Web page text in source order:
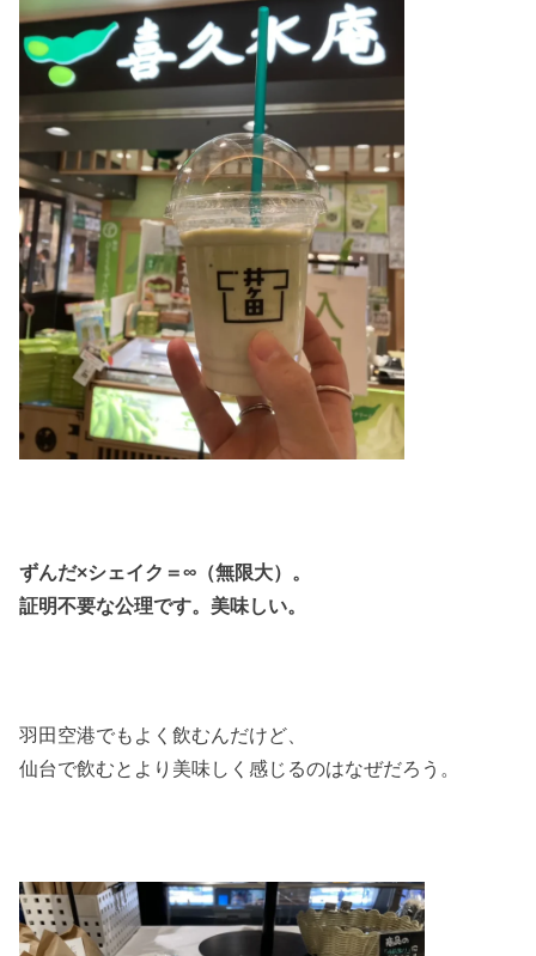
ずんだ×シェイク＝∞（無限大）。
証明不要な公理です。美味しい。
羽田空港でもよく飲むんだけど、
仙台で飲むとより美味しく感じるのはなぜだろう。